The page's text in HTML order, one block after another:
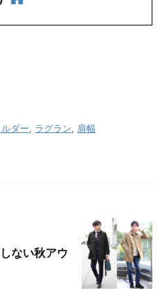
ダー, ラグラン, 肩幅
ない秋アウ